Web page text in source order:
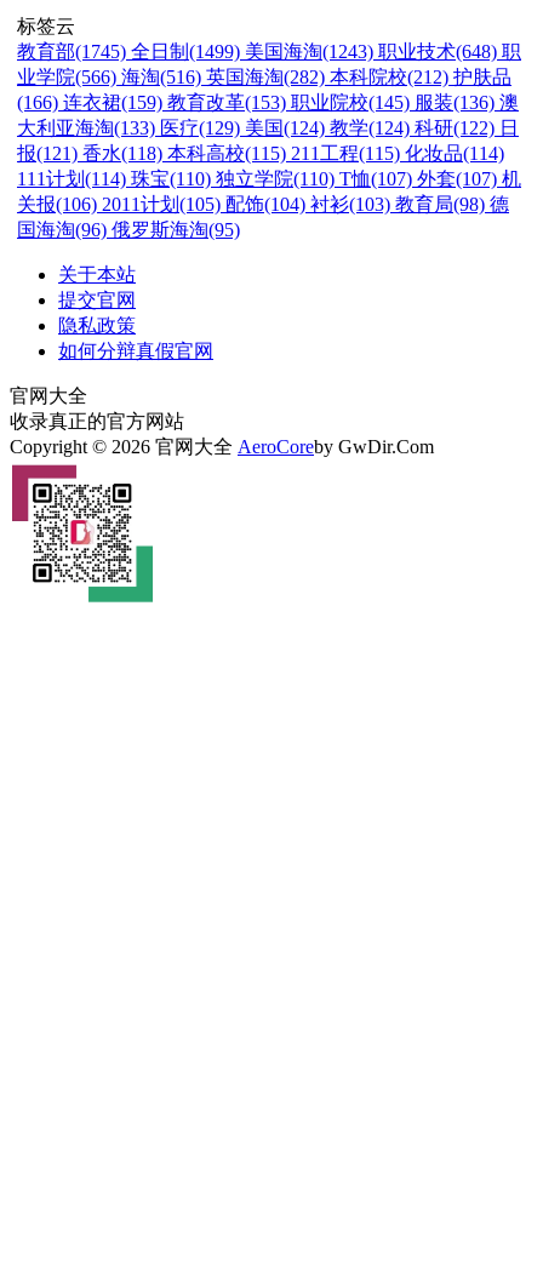
标签云
教育部(1745) 全日制(1499) 美国海淘(1243) 职业技术(648) 职
业学院(566) 海淘(516) 英国海淘(282) 本科院校(212) 护肤品
(166) 连衣裙(159) 教育改革(153) 职业院校(145) 服装(136) 澳
大利亚海淘(133) 医疗(129) 美国(124) 教学(124) 科研(122) 日
报(121) 香水(118) 本科高校(115) 211工程(115) 化妆品(114)
111计划(114) 珠宝(110) 独立学院(110) T恤(107) 外套(107) 机
关报(106) 2011计划(105) 配饰(104) 衬衫(103) 教育局(98) 德
国海淘(96) 俄罗斯海淘(95)
关于本站
提交官网
隐私政策
如何分辩真假官网
官网大全
收录真正的官方网站
Copyright © 2026 官网大全 AeroCoreby GwDir.Com